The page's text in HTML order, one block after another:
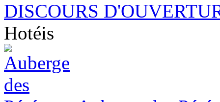
DISCOURS
Hotéis